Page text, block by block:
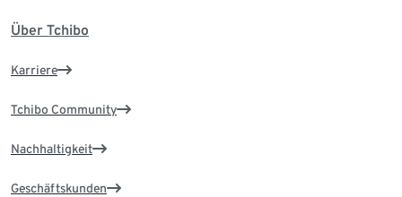
Über Tchibo
Karriere
Tchibo Community
Nachhaltigkeit
Geschäftskunden